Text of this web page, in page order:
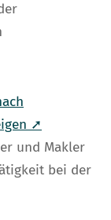
➚
und Makler
bei der